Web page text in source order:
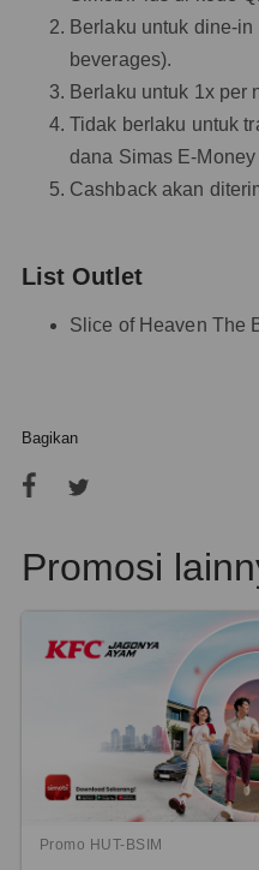
Berlaku untuk dine-
beverages).
Berlaku untuk 1x per
Tidak berlaku untuk
dana Simas E-
Cashback akan
List Outlet
Slice of Heaven The
Bagikan
Promosi
Promo HUT-BSIM